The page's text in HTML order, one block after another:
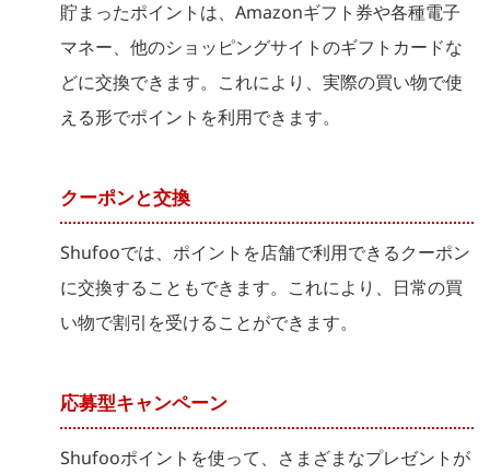
貯まったポイントは、Amazonギフト券や各種電子
マネー、他のショッピングサイトのギフトカードな
どに交換できます。これにより、実際の買い物で使
える形でポイントを利用できます。
クーポンと交換
Shufooでは、ポイントを店舗で利用できるクーポン
に交換することもできます。これにより、日常の買
い物で割引を受けることができます。
応募型キャンペーン
Shufooポイントを使って、さまざまなプレゼントが